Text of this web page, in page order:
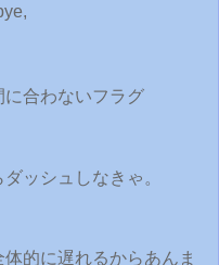
合わないフラグ
ッシュしなきゃ。
的に遅れるからあんま